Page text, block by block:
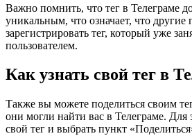
Важно помнить, что тег в Телеграме
уникальным, что означает, что другие
зарегистрировать тег, который уже
пользователем.
Как узнать свой тег в
Также вы можете поделиться своим
они могли найти вас в Телеграме. Для
свой тег и выбрать пункт